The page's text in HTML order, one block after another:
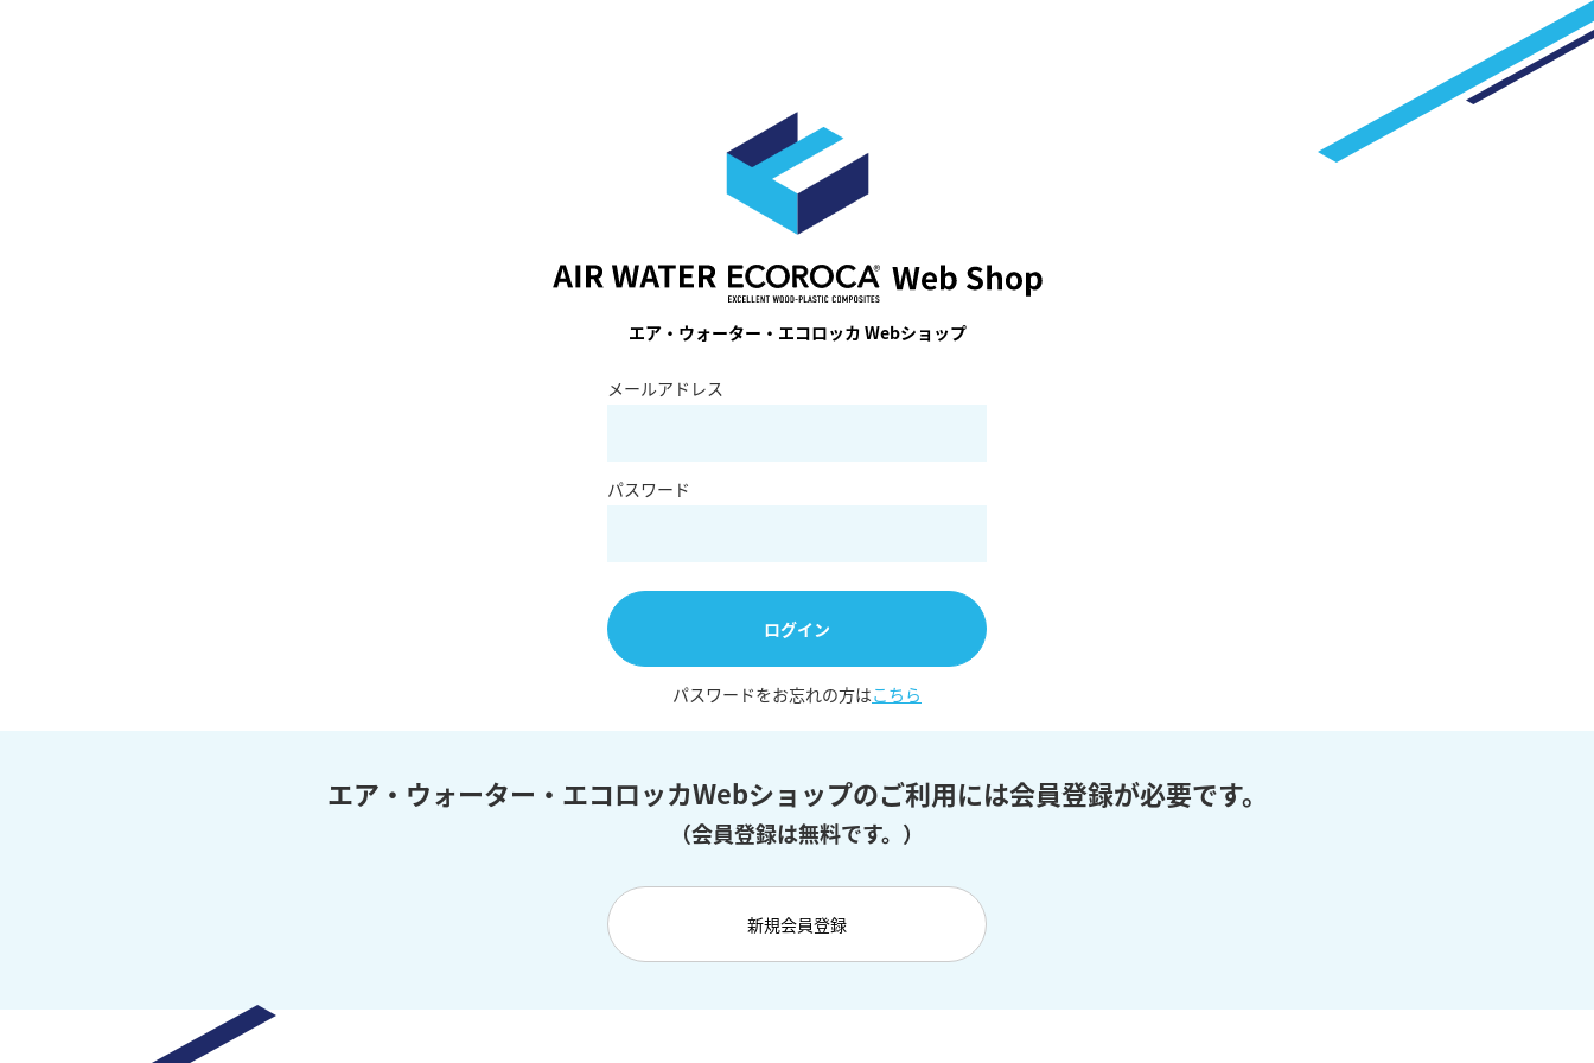
エア・ウォーター・エコロッカ Webショップ
メールアドレス
パスワード
ログイン
パスワードをお忘れの方はこちら
エア・ウォーター・エコロッカWebショップのご利⽤には会員登録が必要です。
（会員登録は無料です。）
新規会員登録